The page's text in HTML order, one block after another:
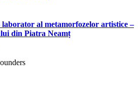
al metamorfozelor artistice –
din Piatra Neamț